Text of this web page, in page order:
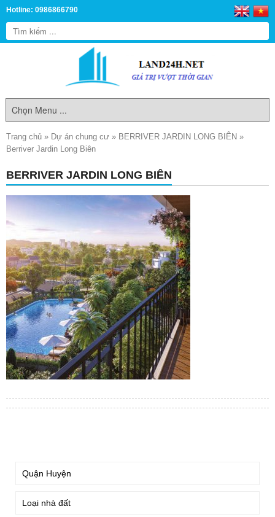
Hotline: 0986866790
Trang chủ » Dự án chung cư » BERRIVER JARDIN LONG BIÊN »
Berriver Jardin Long Biên
BERRIVER JARDIN LONG BIÊN